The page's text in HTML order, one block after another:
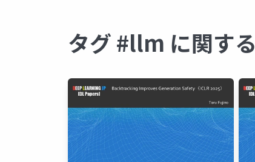
タグ #llm に関す